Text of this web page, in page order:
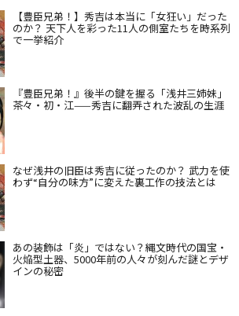
【豊臣兄弟！】秀吉は本当に「女狂い」だった
のか？ 天下人を彩った11人の側室たちを時系列
で一挙紹介
『豊臣兄弟！』後半の鍵を握る「浅井三姉妹」
茶々・初・江——秀吉に翻弄された波乱の生涯
なぜ浅井の旧臣は秀吉に従ったのか？ 武力を使
わず“自分の味方”に変えた裏工作の技法とは
あの装飾は「炎」ではない？縄文時代の国宝・
火焔型土器、5000年前の人々が刻んだ謎とデザ
インの秘密